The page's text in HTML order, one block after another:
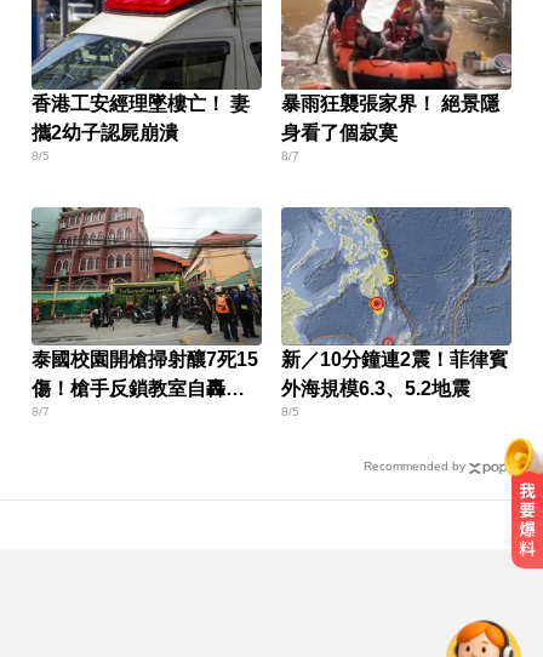
香港工安經理墜樓亡！ 妻
攜2幼子認屍崩潰
8/5
暴雨狂襲張家界！ 絕景隱
身看了個寂寞
8/7
泰國校園開槍掃射釀7死15
傷！槍手反鎖教室自轟身
亡
8/7
新／10分鐘連2震！菲律賓
外海規模6.3、5.2地震
8/5
Recommended by